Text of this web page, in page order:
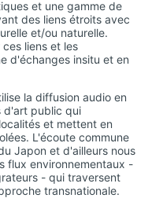
et une gamme de
des liens étroits avec
et/ou naturelle.
liens et les
d'échanges insitu et en
la diffusion audio en
d'art public qui
et mettent en
L'écoute commune
Japon et d'ailleurs nous
flux environnementaux -
- qui traversent
transnationale.